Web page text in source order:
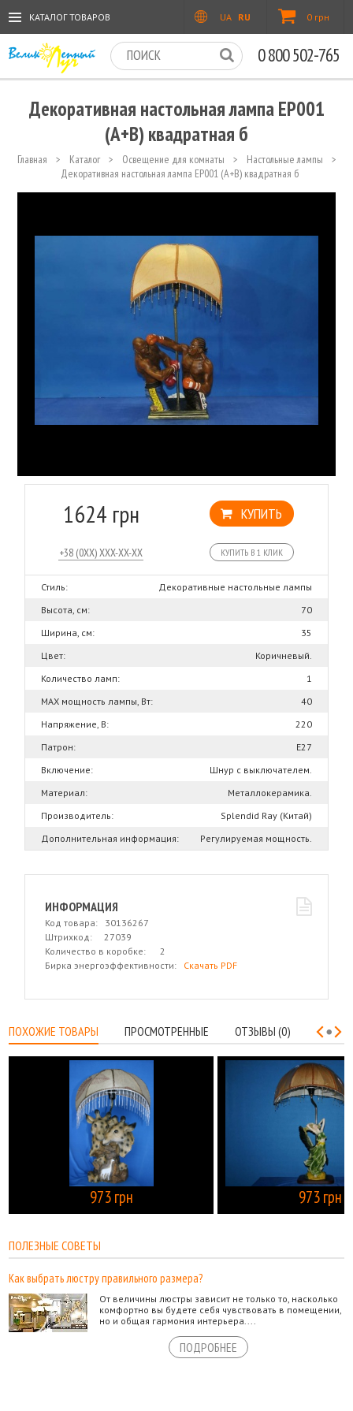
0 грн
UA RU
КАТАЛОГ ТОВАРОВ
0 800 502-765
Декоративная настольная лампа EP001
(A+B) квадратная б
Главная > Каталог > Освещение для комнаты > Настольные лампы
>
Декоративная настольная лампа EP001 (A+B) квадратная б
1624 грн КУПИТЬ
КУПИТЬ В 1 КЛИК
Стиль:
Декоративные настольные лампы
Высота, см:
70
Ширина, см:
35
Цвет:
Коричневый.
Количество ламп:
1
MAX мощность лампы, Вт:
40
Напряжение, В:
220
Патрон:
Е27
Включение:
Шнур с выключателем.
Материал:
Металлокерамика.
Производитель:
Splendid Ray (Китай)
Дополнительная информация:
Регулируемая мощность.
ИНФОРМАЦИЯ
Код товара: 30136267
Штрихкод: 27039
Количество в коробке: 2
Бирка энергоэффективности: Скачать PDF
ПОХОЖИЕ ТОВАРЫ ПРОСМОТРЕННЫЕ ОТЗЫВЫ (0)
973 грн 973 грн
ПОЛЕЗНЫЕ СОВЕТЫ
Как выбрать люстру правильного размера?
От величины люстры зависит не только то, насколько
комфортно вы будете себя чувствовать в помещении,
но и общая гармония интерьера....
ПОДРОБНЕЕ